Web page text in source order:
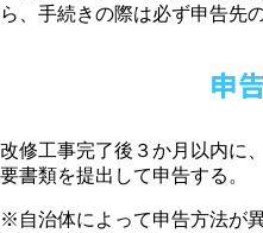
ら、手続きの際は必ず申告先
申
改修工事完了後３か月以内に
要書類を提出して申告する。
※自治体によって申告方法が